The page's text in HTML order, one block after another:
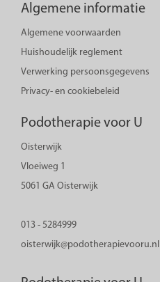
Algemene informatie
Algemene voorwaarden
Huishoudelijk reglement
Verwerking persoonsgegevens
Privacy- en cookiebeleid
Podotherapie voor U
Oisterwijk
Vloeiweg 1
5061 GA Oisterwijk
013 - 5284999
oisterwijk@podotherapievooru.nl